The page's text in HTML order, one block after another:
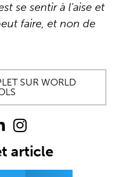
se sentir à l’aise et
faire, et non de
SUR WORLD
article